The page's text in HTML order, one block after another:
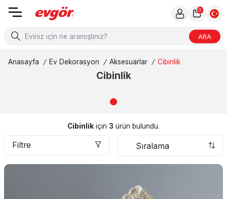
ARA
0
Anasayfa / Ev Dekorasyon / Aksesuarlar / Cibinlik
Cibinlik
Filtre
Cibinlik için 3 ürün bulundu.